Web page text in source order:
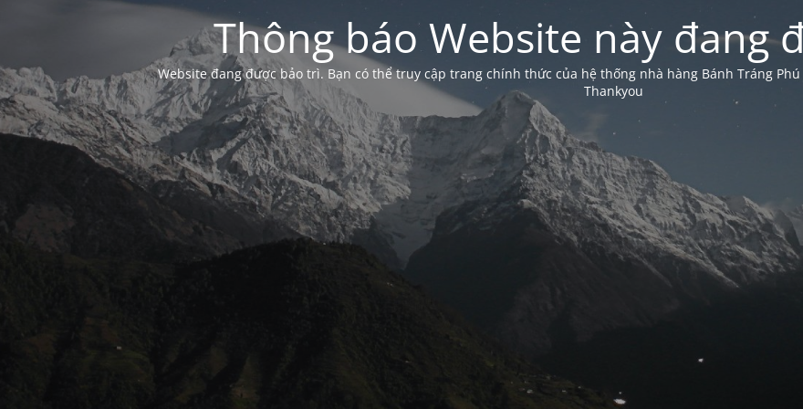
Thông báo Website này đang
Website đang được bảo trì. Bạn có thể truy cập trang chính thức của hệ thống nhà hàng Bánh Tráng Phú
Thankyou